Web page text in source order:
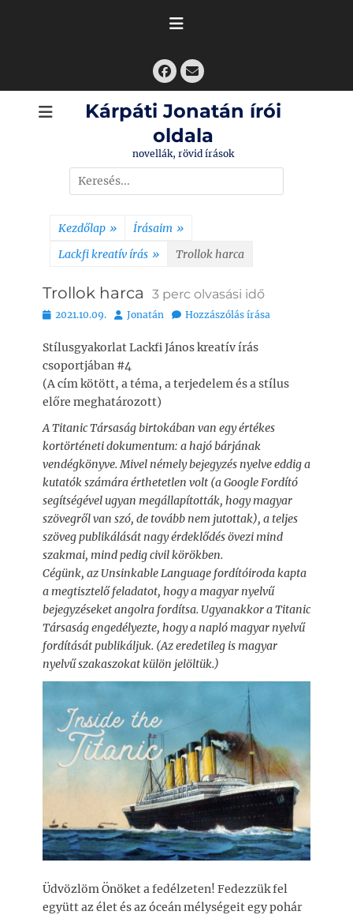
Facebook
Email
Kárpáti Jonatán írói
oldala
novellák, rövid írások
Search
for:
Kezdőlap » Írásaim »
Lackfi kreatív írás » Trollok harca
Trollok harca 3 perc olvasási idő
Bejegyezve
2021.10.09. Szerző
Jonatán Hozzászólás írása
Stílusgyakorlat Lackfi János kreatív írás
csoportjában #4
(A cím kötött, a téma, a terjedelem és a stílus
előre meghatározott)
A Titanic Társaság birtokában van egy értékes
kortörténeti dokumentum: a hajó bárjának
vendégkönyve. Mivel némely bejegyzés nyelve eddig a
kutatók számára érthetetlen volt (a Google Fordító
segítségével ugyan megállapították, hogy magyar
szövegről van szó, de tovább nem jutottak), a teljes
szöveg publikálását nagy érdeklődés övezi mind
szakmai, mind pedig civil körökben.
Cégünk, az Unsinkable Language fordítóiroda kapta
a megtisztelő feladatot, hogy a magyar nyelvű
bejegyzéseket angolra fordítsa. Ugyanakkor a Titanic
Társaság engedélyezte, hogy a napló magyar nyelvű
fordítását publikáljuk. (Az eredetileg is magyar
nyelvű szakaszokat külön jelöltük.)
Üdvözlöm Önöket a fedélzeten! Fedezzük fel
együtt az élet és az óceán mélységeit egy pohár